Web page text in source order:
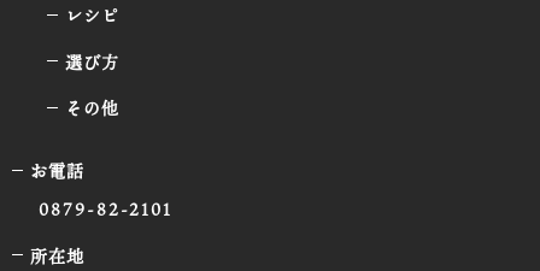
レシピ
選び方
その他
お電話
0879-82-2101
所在地